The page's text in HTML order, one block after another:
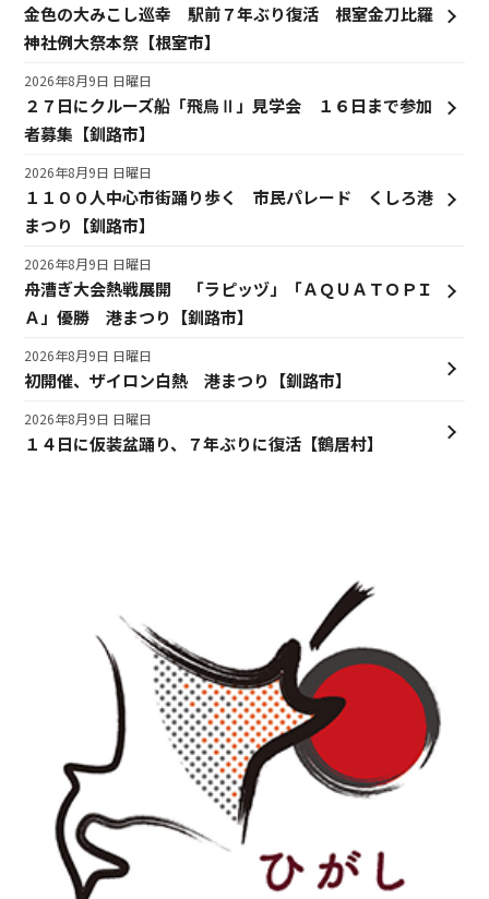
金色の大みこし巡幸 駅前７年ぶり復活 根室金刀比羅
神社例大祭本祭【根室市】
２７日にクルーズ船「飛鳥Ⅱ」見学会 １６日まで参加
者募集【釧路市】
2026年8月9日 日曜日
１１００人中心市街踊り歩く 市民パレード くしろ港
まつり【釧路市】
2026年8月9日 日曜日
舟漕ぎ大会熱戦展開 「ラピッヅ」「ＡＱＵＡＴＯＰＩ
Ａ」優勝 港まつり【釧路市】
2026年8月9日 日曜日
初開催、ザイロン白熱 港まつり【釧路市】
2026年8月9日 日曜日
１４日に仮装盆踊り、７年ぶりに復活【鶴居村】
2026年8月9日 日曜日